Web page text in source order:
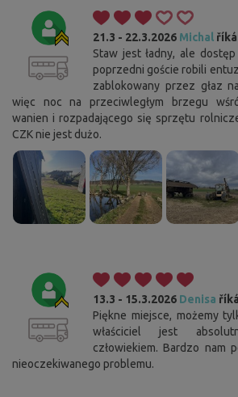
21.3 - 22.3.2026 Michal
Staw jest ładny, ale
poprzedni goście robili
zablokowany przez głaz
więc noc na przeciwległym brzegu
wanien i rozpadającego się sprzętu
CZK nie jest dużo.
13.3 - 15.3.2026 Denisa
Piękne miejsce, możemy
właściciel jest
człowiekiem. Bardzo nam
nieoczekiwanego problemu.